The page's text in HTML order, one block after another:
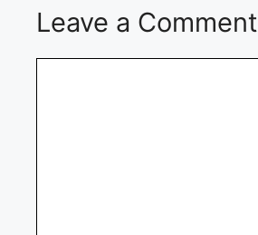
Leave a Comment